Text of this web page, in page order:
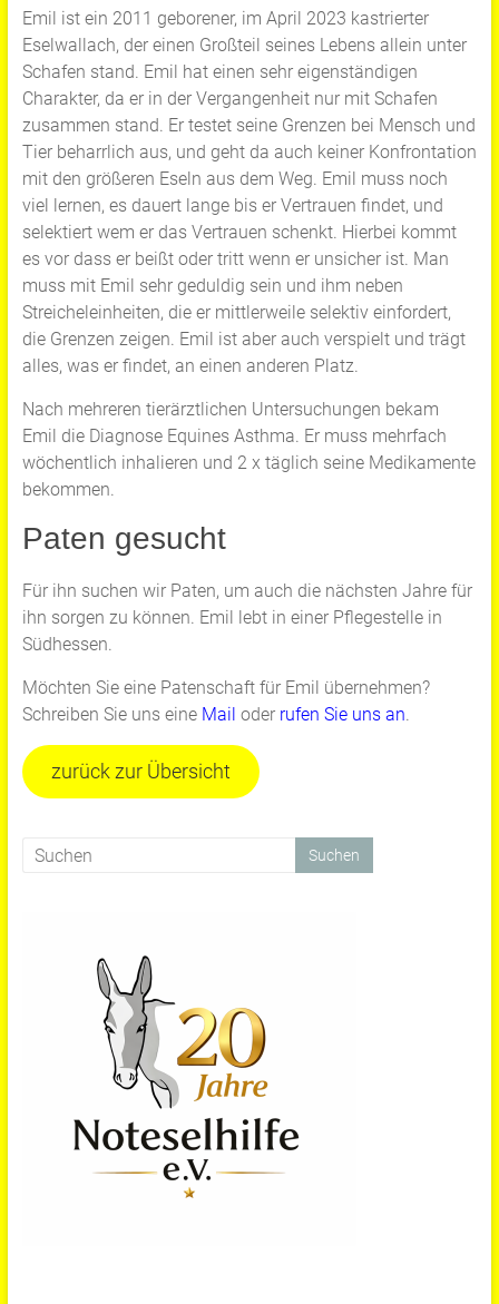
Emil ist ein 2011 geborener, im April 2023 kastrierter
Eselwallach, der einen Großteil seines Lebens allein unter
Schafen stand. Emil hat einen sehr eigenständigen
Charakter, da er in der Vergangenheit nur mit Schafen
zusammen stand. Er testet seine Grenzen bei Mensch und
Tier beharrlich aus, und geht da auch keiner Konfrontation
mit den größeren Eseln aus dem Weg. Emil muss noch
viel lernen, es dauert lange bis er Vertrauen findet, und
selektiert wem er das Vertrauen schenkt. Hierbei kommt
es vor dass er beißt oder tritt wenn er unsicher ist. Man
muss mit Emil sehr geduldig sein und ihm neben
Streicheleinheiten, die er mittlerweile selektiv einfordert,
die Grenzen zeigen. Emil ist aber auch verspielt und trägt
alles, was er findet, an einen anderen Platz.
Nach mehreren tierärztlichen Untersuchungen bekam
Emil die Diagnose Equines Asthma. Er muss mehrfach
wöchentlich inhalieren und 2 x täglich seine Medikamente
bekommen.
Paten gesucht
Für ihn suchen wir Paten, um auch die nächsten Jahre für
ihn sorgen zu können. Emil lebt in einer Pflegestelle in
Südhessen.
Möchten Sie eine Patenschaft für Emil übernehmen?
Schreiben Sie uns eine Mail oder rufen Sie uns an.
zurück zur Übersicht